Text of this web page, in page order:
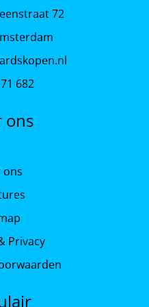
72
682
ons
ons
Privacy